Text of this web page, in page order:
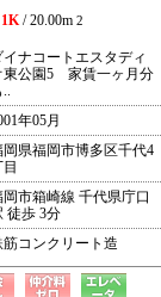
1K/ 20.00m 2
イナコートエスタディ
東公園5 家賃一ヶ月分
..
年05月
岡県福岡市博多区千代4
岡市箱崎線 千代県庁口
徒歩 3分
筋コンクリート造